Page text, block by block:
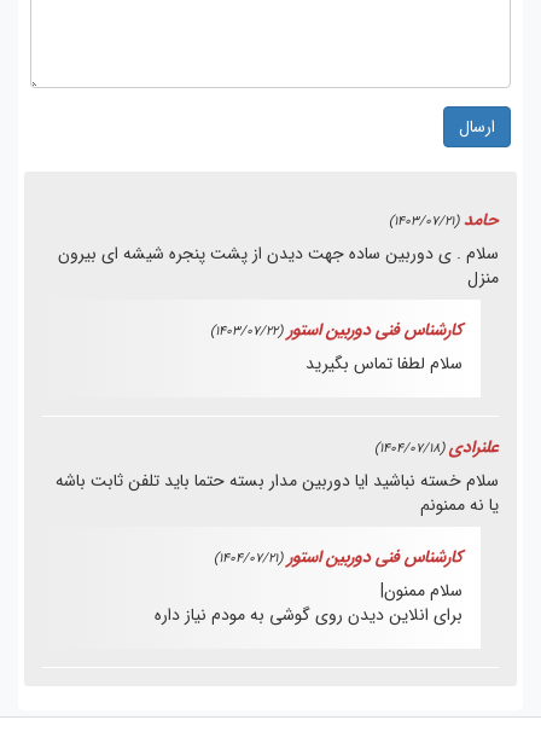
ارسال
حامد (1403/07/21)
سلام . ی دوربین ساده جهت دیدن از پشت پنجره شیشه ای بیرون
منزل
کارشناس فنی دوربین استور (1403/07/22)
سلام لطفا تماس بگیرید
علنرادی (1404/07/18)
سلام خسته نباشید ایا دوربین مدار بسته حتما باید تلفن ثابت باشه
یا نه ممنونم
کارشناس فنی دوربین استور (1404/07/21)
سلام ممنون|
برای انلاین دیدن روی گوشی به مودم نیاز داره